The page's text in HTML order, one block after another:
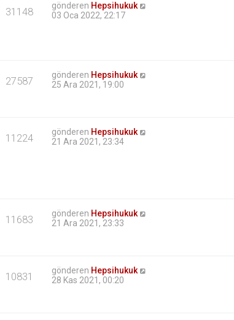
31148 gönderen Hepsihukuk
03 Oca 2022, 22:17
27587 gönderen Hepsihukuk
25 Ara 2021, 19:00
11224 gönderen Hepsihukuk
21 Ara 2021, 23:34
11683 gönderen Hepsihukuk
21 Ara 2021, 23:33
10831 gönderen Hepsihukuk
28 Kas 2021, 00:20